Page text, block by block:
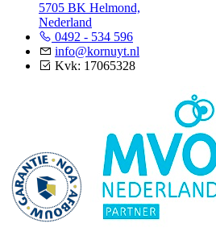
5705 BK Helmond,
Nederland
0492 - 534 596
info@kornuyt.nl
Kvk: 17065328